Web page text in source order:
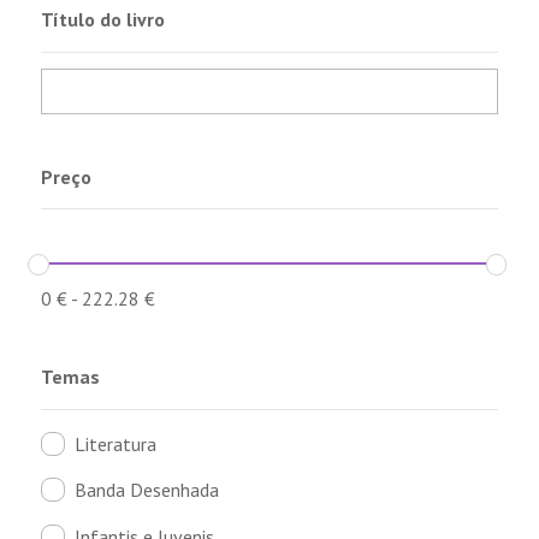
Título do livro
Preço
0 €- 222.28 €
Temas
Literatura
Banda Desenhada